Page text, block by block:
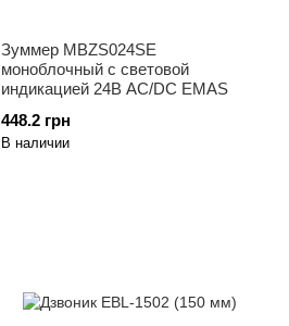
Зуммер MBZS024SE
моноблочный c световой
индикацией 24В AC/DC EMAS
448.2 грн
В наличии